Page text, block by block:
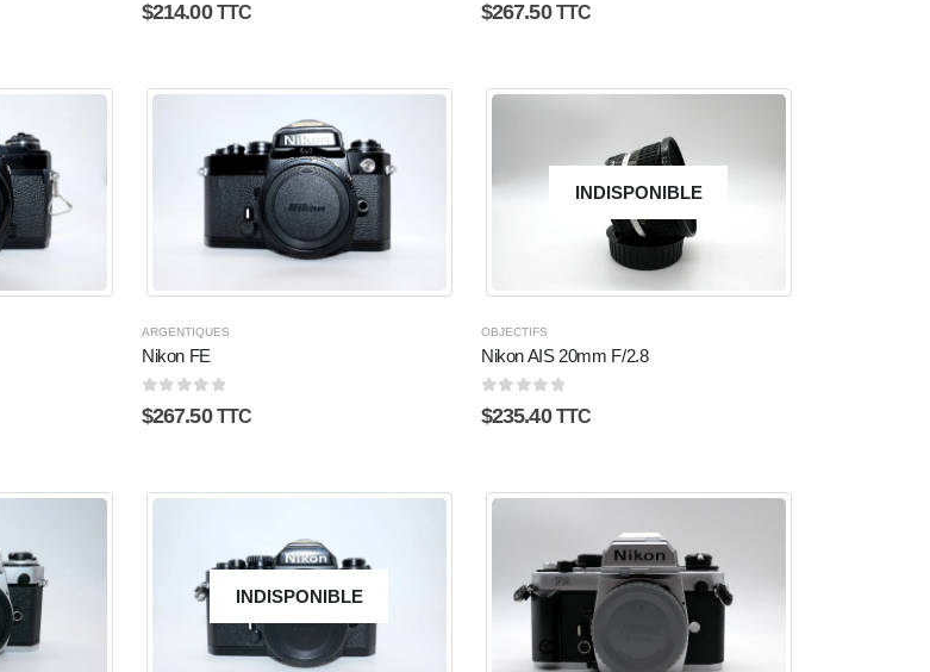
$214.00 TTC $267.50 TTC
ARGENTIQUES
Nikon FE
0 sur 5
$267.50 TTC
INDISPONIBLE
OBJECTIFS
Nikon AIS 20mm F/2.8
0 sur 5
$235.40 TTC
INDISPONIBLE